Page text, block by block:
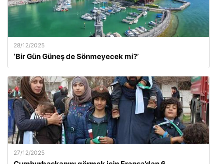
28/12/2025
‘Bir Gün Güneş de Sönmeyecek mi?’
27/12/2025